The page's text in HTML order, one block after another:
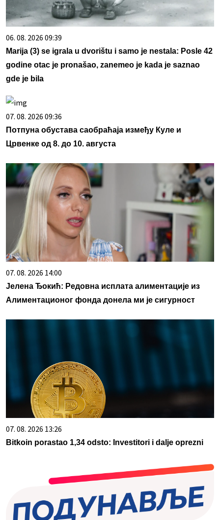
06. 08. 2026 09:39
Marija (3) se igrala u dvorištu i samo je nestala: Posle 42
godine otac je pronašao, zanemeo je kada je saznao
gde je bila
07. 08. 2026 09:36
Потпуна обустава саобраћаја између Куле и
Црвенке од 8. до 10. августа
07. 08. 2026 14:00
Јелена Ђокић: Редовна исплата алиментације из
Алиментационог фонда донела ми је сигурност
07. 08. 2026 13:26
Bitkoin porastao 1,34 odsto: Investitori i dalje oprezni